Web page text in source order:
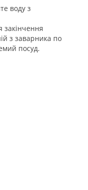
воду з
закінчення
з заварника по
посуд.